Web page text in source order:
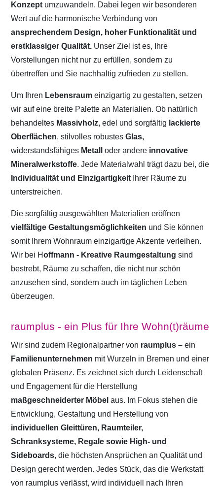
Konzept umzuwandeln. Dabei legen wir besonderen
Wert auf die harmonische Verbindung von
ansprechendem Design, hoher Funktionalität und
erstklassiger Qualität. Unser Ziel ist es, Ihre
Vorstellungen nicht nur zu erfüllen, sondern zu
übertreffen und Sie nachhaltig zufrieden zu stellen.
Um Ihren Lebensraumeinzigartig zu gestalten, setzen
wir auf eine breite Palette an Materialien. Ob natürlich
behandeltes Massivholz, edel und sorgfältig lackierte
Oberflächen, stilvolles robustesGlas,
widerstandsfähiges Metalloder andere innovative
Mineralwerkstoffe. Jede Materialwahl trägt dazu bei, die
Individualität und Einzigartigkeit Ihrer Räume zu
unterstreichen.
Die sorgfältig ausgewählten Materialien eröffnen
vielfältige Gestaltungsmöglichkeiten und Sie können
somit Ihrem Wohnraum einzigartige Akzente verleihen.
Wir bei Hoffmann - Kreative Raumgestaltung sind
bestrebt, Räume zu schaffen, die nicht nur schön
anzusehen sind, sondern auch im täglichen Leben
überzeugen.
raumplus - ein Plus für Ihre Wohn(t)räume
Wir sind zudem Regionalpartner von raumplus – ein
Familienunternehmen mit Wurzeln in Bremen und einer
globalen Präsenz. Es zeichnet sich durch Leidenschaft
und Engagement für die Herstellung
maßgeschneiderter Möbelaus. Im Fokus stehen die
Entwicklung, Gestaltung und Herstellung von
individuellen Gleittüren, Raumteiler,
Schranksysteme, Regale sowie High- und
Sideboards, die höchsten Ansprüchen an Qualität und
Design gerecht werden. Jedes Stück, das die Werkstatt
von raumplus verlässt, wird individuell nach Ihren